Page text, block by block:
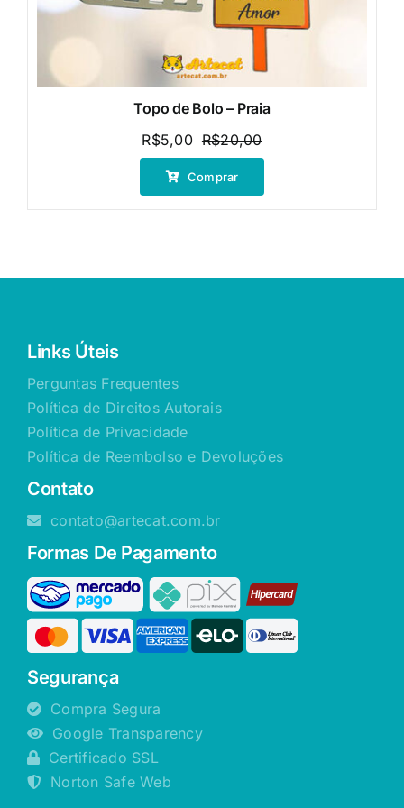
Topo de Bolo – Praia
R$20,00O
preço
era:
R$5,00
O
preço
é:
Comprar
Links Úteis
Perguntas Frequentes
Política de Direitos Autorais
Política de Privacidade
Política de Reembolso e Devoluções
Contato
contato@artecat.com.br
Formas De Pagamento
Segurança
Compra Segura
Google Transparency
Certificado SSL
Norton Safe Web